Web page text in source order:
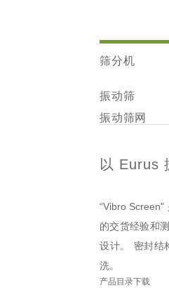
筛分机
振动筛
振动筛网
以 Eurus
“Vibro
的交货经验和
设计。 密封结
洗。
产品目录下载